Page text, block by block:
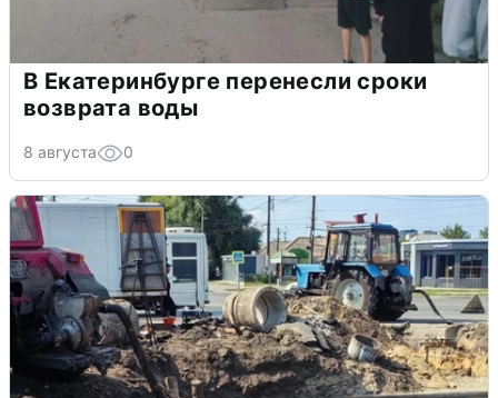
В Екатеринбурге перенесли сроки
возврата воды
8 августа 0